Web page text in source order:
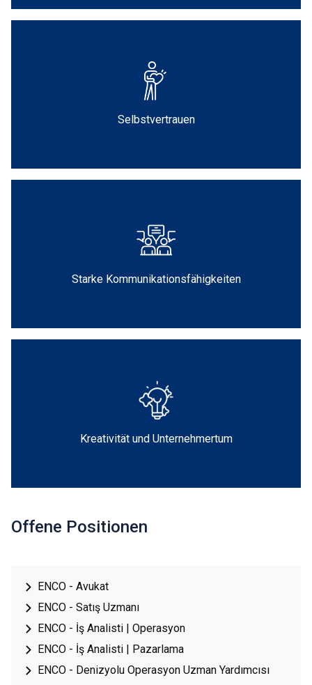
Selbstvertrauen
Starke Kommunikationsfähigkeiten
Kreativität und Unternehmertum
Offene Positionen
ENCO - Avukat
ENCO - Satış Uzmanı
ENCO - İş Analisti | Operasyon
ENCO - İş Analisti | Pazarlama
ENCO - Denizyolu Operasyon Uzman Yardımcısı